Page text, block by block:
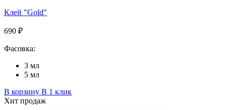
Клей "Gold"
690 ₽
Фасовка:
3 мл
5 мл
В корзину В 1 клик
Хит продаж